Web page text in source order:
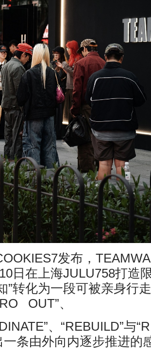
发布，
日在上海JULU758打造
”转化为一段可被亲身行
OUT”、
、“REBUILD”与
一条由外向内逐步推进的